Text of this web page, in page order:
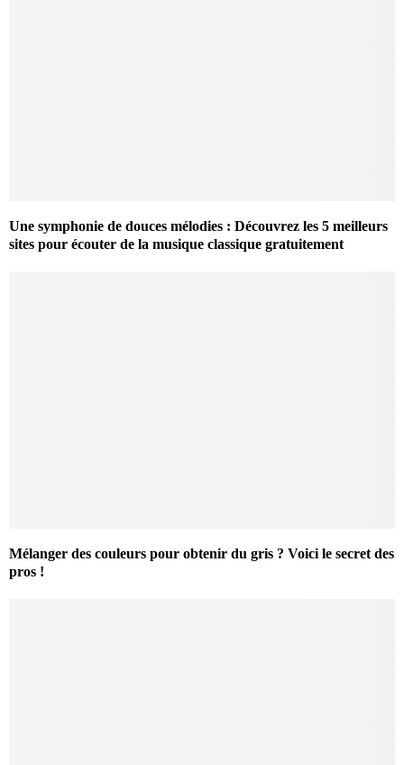
Une symphonie de douces mélodies : Découvrez les 5 meilleurs
sites pour écouter de la musique classique gratuitement
Mélanger des couleurs pour obtenir du gris ? Voici le secret des
pros !